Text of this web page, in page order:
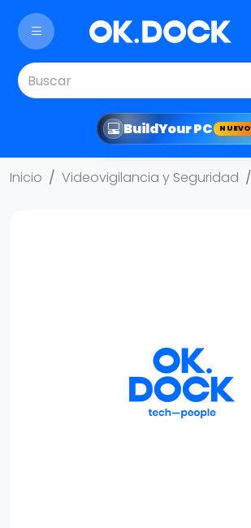
BuildYour PC NUEVO
Inicio Videovigilancia y Seguridad